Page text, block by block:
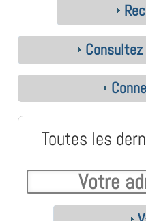
Toutes les